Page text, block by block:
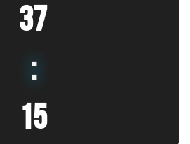
37
:
17